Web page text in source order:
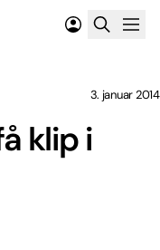
klip i
3. januar 2014